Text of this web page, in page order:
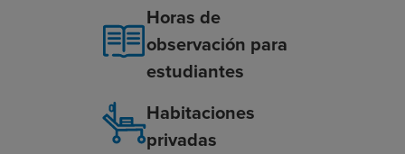
Horas de
observación para
estudiantes
Habitaciones
privadas